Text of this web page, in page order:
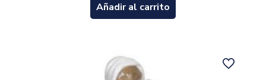
Añadir al carrito